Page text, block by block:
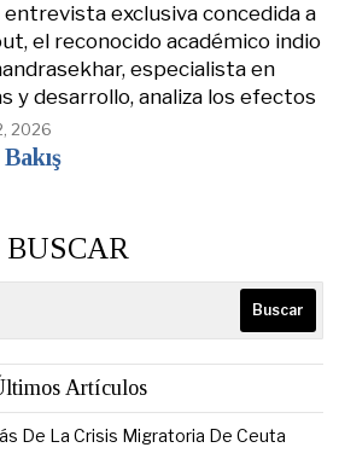
entrevista exclusiva concedida a
el reconocido académico indio
especialista en
y desarrollo, analiza los efectos
2026
BUSCAR
Buscar
Artículos
De La Crisis Migratoria De Ceuta